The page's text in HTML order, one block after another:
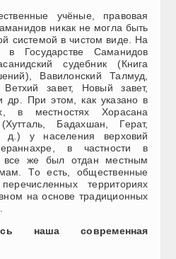
учёные, правовая
никак не могла быть
системой в чистом виде. На
в Государстве Саманидов
судебник (Книга
Вавилонский Талмуд,
завет, Новый завет,
др. При этом, как указано в
в местностях Хорасана
Бадахшан, Герат,
у населения верховий
в частности в
все же был отдан местным
То есть, общественные
территориях
на основе традиционных
наша современная